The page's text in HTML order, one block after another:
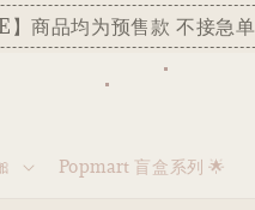
商品均为预售款 不接急单
Popmart 盲盒系列 🌟